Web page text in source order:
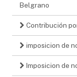
Belgrano
Contribución
imposicion de
Imposicion de